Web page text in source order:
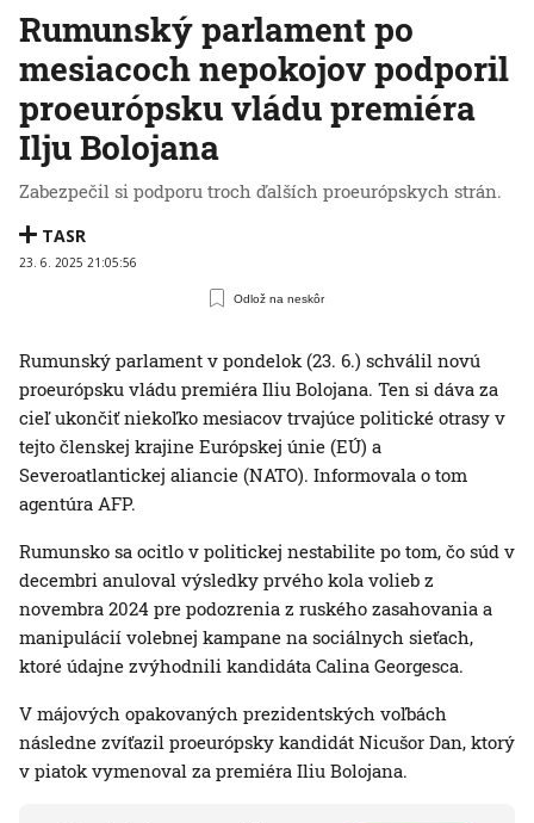
Rumunský parlament po
mesiacoch nepokojov podporil
proeurópsku vládu premiéra
Ilju Bolojana
Zabezpečil si podporu troch ďalších proeurópskych strán.
TASR
23. 6. 2025 21:05:56
Odlož na neskôr
Rumunský parlament v pondelok (23. 6.) schválil novú
proeurópsku vládu premiéra Iliu Bolojana. Ten si dáva za
cieľ ukončiť niekoľko mesiacov trvajúce politické otrasy v
tejto členskej krajine Európskej únie (EÚ) a
Severoatlantickej aliancie (NATO). Informovala o tom
agentúra AFP.
Rumunsko sa ocitlo v politickej nestabilite po tom, čo súd v
decembri anuloval výsledky prvého kola volieb z
novembra 2024 pre podozrenia z ruského zasahovania a
manipulácií volebnej kampane na sociálnych sieťach,
ktoré údajne zvýhodnili kandidáta Calina Georgesca.
V májových opakovaných prezidentských voľbách
následne zvíťazil proeurópsky kandidát Nicušor Dan, ktorý
v piatok vymenoval za premiéra Iliu Bolojana.